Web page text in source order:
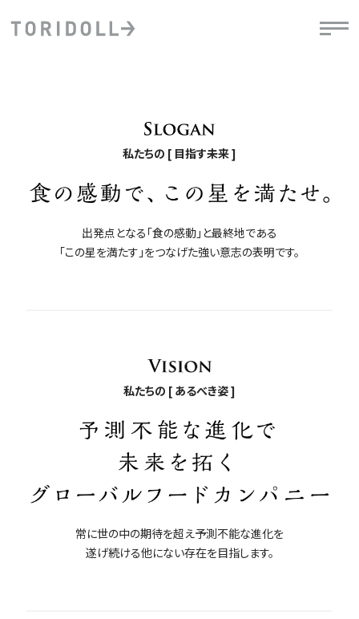
私たちの [ 目指す未来 ]
出発点となる「食の感動」と最終地である
「この星を満たす」をつなげた強い意志の表明です。
私たちの [ あるべき姿 ]
常に世の中の期待を超え予測不能な進化を
遂げ続ける他にない存在を目指します。